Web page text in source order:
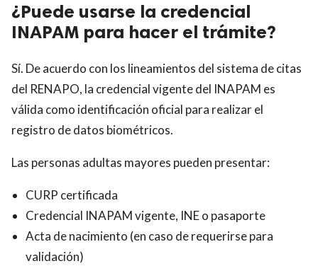
¿Puede usarse la credencial
INAPAM para hacer el trámite?
Sí. De acuerdo con los lineamientos del sistema de citas
del RENAPO, la credencial vigente del INAPAM es
válida como identificación oficial para realizar el
registro de datos biométricos.
Las personas adultas mayores pueden presentar:
CURP certificada
Credencial INAPAM vigente, INE o pasaporte
Acta de nacimiento (en caso de requerirse para
validación)